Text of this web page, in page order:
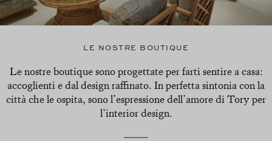
LE NOSTRE BOUTIQUE
Le nostre boutique sono progettate per farti sentire a casa:
accoglienti e dal design raffinato. In perfetta sintonia con la
città che le ospita, sono l’espressione dell’amore di Tory per
l’interior design.